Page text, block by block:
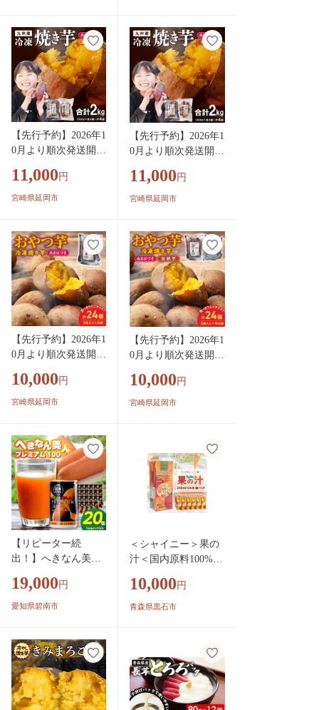
ト 料理用 お取り寄
せ グルメ F6S-413
【先行予約】2026年1
0月より順次発送開始
か焼き芋食べ比べセ
ット N0152-YA1114
11,000 円
宮崎県延岡市
【先行予約】2026年1
0月より順次発送開始
焼き芋食べ比べセッ
ト N0152-YA1113
11,000 円
宮崎県延岡市
【先行予約】2026年1
0月より順次発送開始
3個入り×8袋 N0152-Y
A0516
10,000 円
宮崎県延岡市
【先行予約】2026年1
0月より順次発送開始
き、安納芋 3個入り×
各4袋 N0152-YA0515
10,000 円
宮崎県延岡市
【リピーター続
出！】へきなん美人
0缶 人参ジュース へ
きなん美人 にんじん
19,000 円
愛知県碧南市
＜シャイニー＞果の
汁＜国内原料100%使
24本【1709678】
10,000 円
青森県黒石市